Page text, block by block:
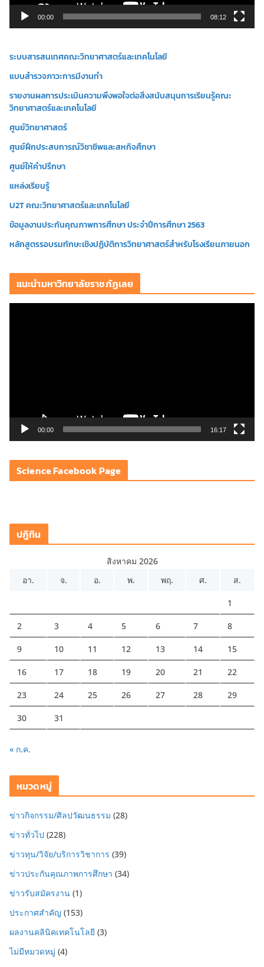
ดี
อ
00:00 08:12
ระบบสารสนเทศคณะวิทยาศาสตร์และเทคโนโลยี
แบบสำรวจภาวะการมีงานทำ
รายงานผลการประเมินความพึงพอใจต่อสิ่งสนับสนุนการเรียนรู้คณะ
วิทยาศาสตร์และเทคโนโลยี
ศูนย์วิทยาศาสตร์
ศูนย์ฝึกประสบการณ์วิชาชีพและสหกิจศึกษา
ศูนย์ให้คำปรึกษา
แหล่งเรียนรู้
U2T คณะวิทยาศาสตร์และเทคโนโลยี
ข้อมูลงานประกันคุณภาพการศึกษา ประจำปีการศึกษา 2563
หลักสูตรรอบรมทักษะเชิงปฏิบัติการวิทยาศาสตร์สำหรับโรงเรียนภายนอก
แนะนำมหาวิทยาลัยราชภัฏเลย
ดี
โ
00:00 16:17
Science Facebook Page
ปฎิทิน
สิงหาคม 2026
อา.
จ. อ. พ. พฤ. ศ. ส.
1
2 3 4 5 6 7 8
9 10 11 12 13 14 15
16 17 18 19 20 21 22
23 24 25 26 27 28 29
30 31
« ก.ค.
หมวดหมู่
ข่าวกิจกรรม/ศิลปวัฒนธรรม (28)
ข่าวทั่วไป (228)
ข่าวทุน/วิจัย/บริการวิชาการ (39)
ข่าวประกันคุณภาพการศึกษา (34)
ข่าวรับสมัครงาน (1)
ประกาศสำคัญ (153)
ผลงานคลินิคเทคโนโลยี (3)
ไม่มีหมวดหมู่ (4)